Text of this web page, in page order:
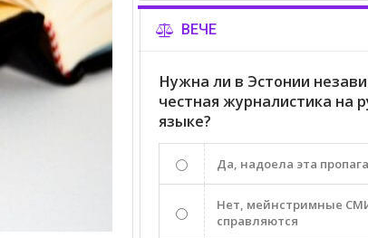
ВЕЧЕ
Нужна ли в Эстонии
честная журналистика на
языке?
Да, надоела эта
Нет, мейнстримные
справляются